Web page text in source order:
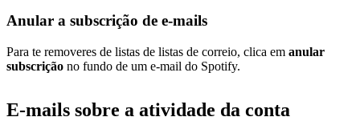
Anular a subscrição de e-mails
Para te removeres de listas de listas de correio, clica em anular
subscrição no fundo de um e-mail do Spotify.
E-mails sobre a atividade da conta